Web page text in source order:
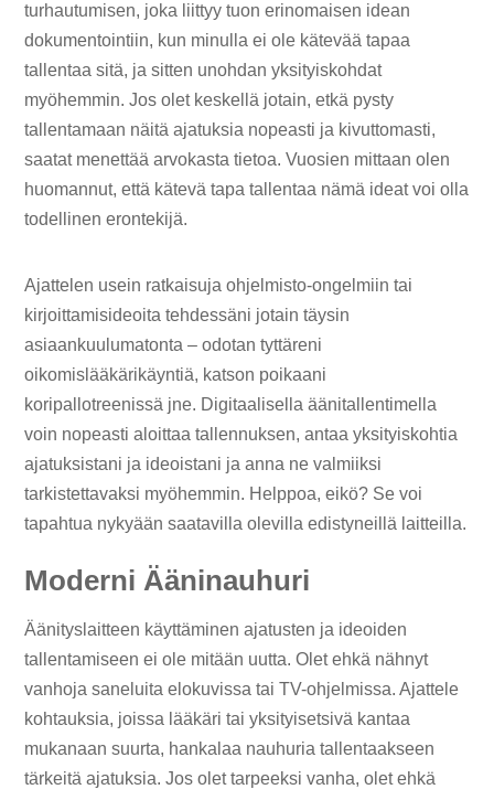
turhautumisen, joka liittyy tuon erinomaisen idean
dokumentointiin, kun minulla ei ole kätevää tapaa
tallentaa sitä, ja sitten unohdan yksityiskohdat
myöhemmin. Jos olet keskellä jotain, etkä pysty
tallentamaan näitä ajatuksia nopeasti ja kivuttomasti,
saatat menettää arvokasta tietoa. Vuosien mittaan olen
huomannut, että kätevä tapa tallentaa nämä ideat voi olla
todellinen erontekijä.
Ajattelen usein ratkaisuja ohjelmisto-ongelmiin tai
kirjoittamisideoita tehdessäni jotain täysin
asiaankuulumatonta – odotan tyttäreni
oikomislääkärikäyntiä, katson poikaani
koripallotreenissä jne. Digitaalisella äänitallentimella
voin nopeasti aloittaa tallennuksen, antaa yksityiskohtia
ajatuksistani ja ideoistani ja anna ne valmiiksi
tarkistettavaksi myöhemmin. Helppoa, eikö? Se voi
tapahtua nykyään saatavilla olevilla edistyneillä laitteilla.
Moderni Ääninauhuri
Äänityslaitteen käyttäminen ajatusten ja ideoiden
tallentamiseen ei ole mitään uutta. Olet ehkä nähnyt
vanhoja saneluita elokuvissa tai TV-ohjelmissa. Ajattele
kohtauksia, joissa lääkäri tai yksityisetsivä kantaa
mukanaan suurta, hankalaa nauhuria tallentaakseen
tärkeitä ajatuksia. Jos olet tarpeeksi vanha, olet ehkä